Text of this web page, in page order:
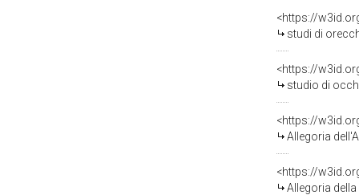
<https://
studi di orecchie
<https://
studio di occhi
<https://
Allegoria
<https://
Allegoria della